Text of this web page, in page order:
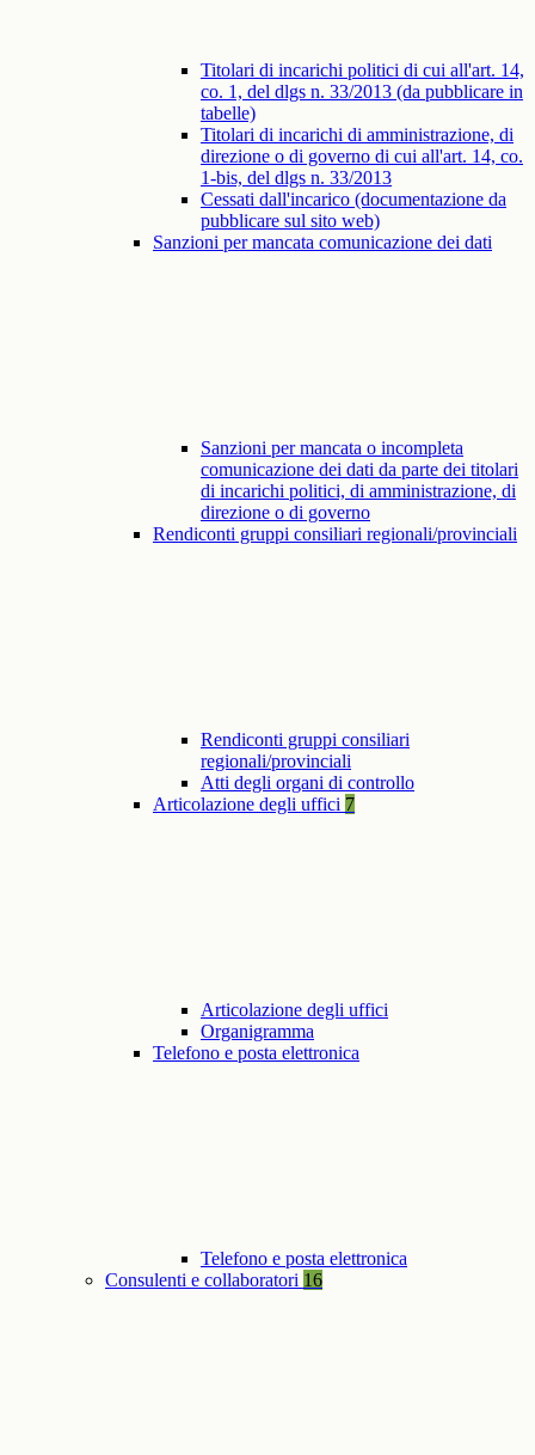
Titolari di incarichi politici di cui all'art. 14,
co. 1, del dlgs n. 33/2013 (da pubblicare in
tabelle)
Titolari di incarichi di amministrazione, di
direzione o di governo di cui all'art. 14, co.
1-bis, del dlgs n. 33/2013
Cessati dall'incarico (documentazione da
pubblicare sul sito web)
Sanzioni per mancata comunicazione dei dati
Sanzioni per mancata o incompleta
comunicazione dei dati da parte dei titolari
di incarichi politici, di amministrazione, di
direzione o di governo
Rendiconti gruppi consiliari regionali/provinciali
Rendiconti gruppi consiliari
regionali/provinciali
Atti degli organi di controllo
Articolazione degli uffici 7
Articolazione degli uffici
Organigramma
Telefono e posta elettronica
Telefono e posta elettronica
Consulenti e collaboratori 16